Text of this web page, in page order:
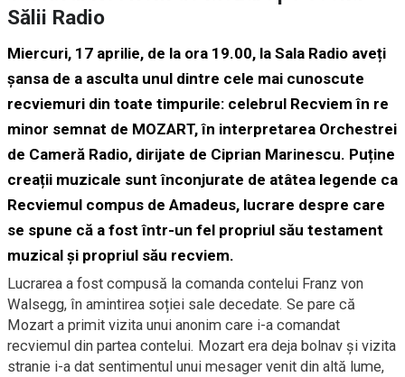
Sălii Radio
Miercuri, 17 aprilie, de la ora 19.00, la Sala Radio aveți
șansa de a asculta unul dintre cele mai cunoscute
recviemuri din toate timpurile: celebrul Recviem în re
minor semnat de MOZART, în interpretarea Orchestrei
de Cameră Radio, dirijate de Ciprian Marinescu. Puține
creații muzicale sunt înconjurate de atâtea legende ca
Recviemul compus de Amadeus, lucrare despre care
se spune că a fost într-un fel propriul său testament
muzical și propriul său recviem.
Lucrarea a fost compusă la comanda contelui Franz von
Walsegg, în amintirea soției sale decedate. Se pare că
Mozart a primit vizita unui anonim care i-a comandat
recviemul din partea contelui. Mozart era deja bolnav și vizita
stranie i-a dat sentimentul unui mesager venit din altă lume,